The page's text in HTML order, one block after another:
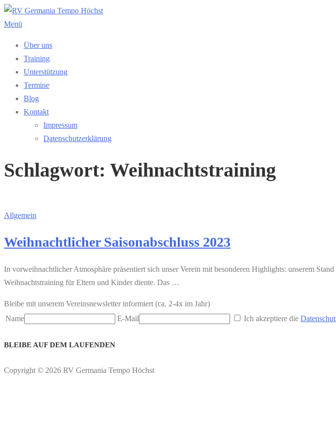
Zum
Inhalt
Menü
Über uns
Training
Unterstützung
Termine
Blog
Kontakt
Impressum
Datenschutzerklärung
Schlagwort: Weihnachtstraining
Allgemein
Weihnachtlicher Saisonabschluss 2023
In vorweihnachtlicher Atmosphäre präsentiert sich unser Verein mit besonderen Highlights: unserem
Weihnachtstraining für Eltern und Kinder diente. Das …
Bleibe mit unserem Vereinsnewsletter informiert (ca. 2-4x im Jahr)
Name
E-Mail Ich akzeptiere die
BLEIBE AUF DEM LAUFENDEN
Copyright © 2026 RV Germania Tempo Höchst